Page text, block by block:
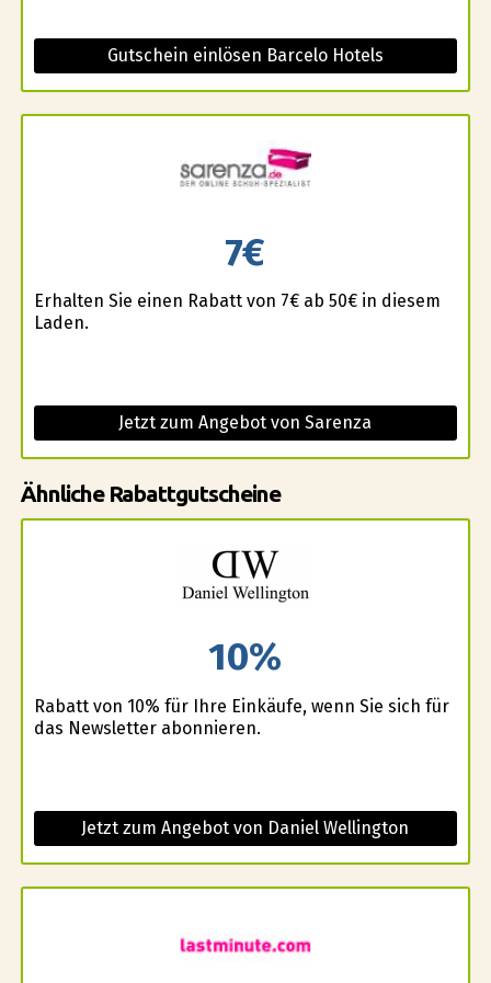
Gutschein einlösen Barcelo Hotels
7€
Erhalten Sie einen Rabatt von 7€ ab 50€ in diesem
Laden.
Jetzt zum Angebot von Sarenza
Ähnliche Rabattgutscheine
10%
Rabatt von 10% für Ihre Einkäufe, wenn Sie sich für
das Newsletter abonnieren.
Jetzt zum Angebot von Daniel Wellington